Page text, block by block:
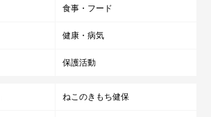
食事・フード
健康・病気
保護活動
ねこのきもち健保